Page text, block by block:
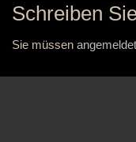
Schreiben
Sie müssen angemeldet